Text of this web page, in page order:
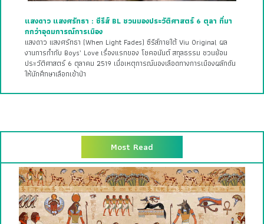
แสงดาว แสงศรัทธา : ซีรีส์ BL ชวนมองประวัติศาสตร์ 6 ตุลา ที่มา
กกว่าอุดมการณ์การเมือง
แสงดาว แสงศรัทธา (When Light Fades) ซีรีส์ภายใต้ Viu Original ผล
งานการกำกับ Boys’ Love เรื่องแรกของ โชคอนันต์ สกุลธรรม ชวนย้อน
ประวัติศาสตร์ 6 ตุลาคม 2519 เมื่อเหตุการณ์นองเลือดทางการเมืองผลักดัน
ให้นักศึกษาเลือกเข้าป่า
Most Read